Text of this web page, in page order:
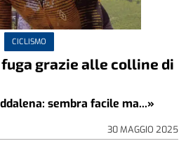
CICLISMO
grazie alle colline di
sembra facile ma...»
30 MAGGIO 2025